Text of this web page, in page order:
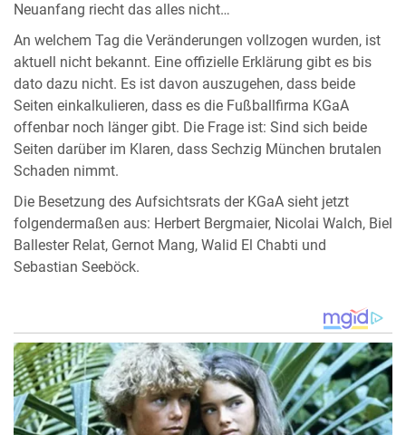
Neuanfang riecht das alles nicht…
An welchem Tag die Veränderungen vollzogen wurden, ist
aktuell nicht bekannt. Eine offizielle Erklärung gibt es bis
dato dazu nicht. Es ist davon auszugehen, dass beide
Seiten einkalkulieren, dass es die Fußballfirma KGaA
offenbar noch länger gibt. Die Frage ist: Sind sich beide
Seiten darüber im Klaren, dass Sechzig München brutalen
Schaden nimmt.
Die Besetzung des Aufsichtsrats der KGaA sieht jetzt
folgendermaßen aus: Herbert Bergmaier, Nicolai Walch, Biel
Ballester Relat, Gernot Mang, Walid El Chabti und
Sebastian Seeböck.